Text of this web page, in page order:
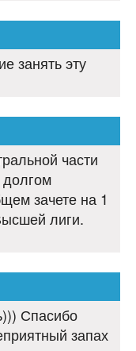
занять эту
части
зачете на 1
лиги.
Спасибо
запах